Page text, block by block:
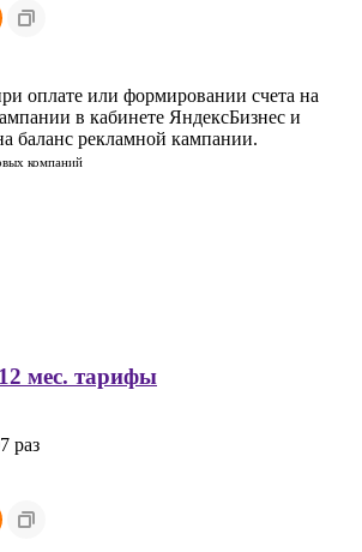
оплате или формировании счета на
в кабинете ЯндексБизнес и
баланс рекламной кампании.
компаний
мес. тарифы
раз